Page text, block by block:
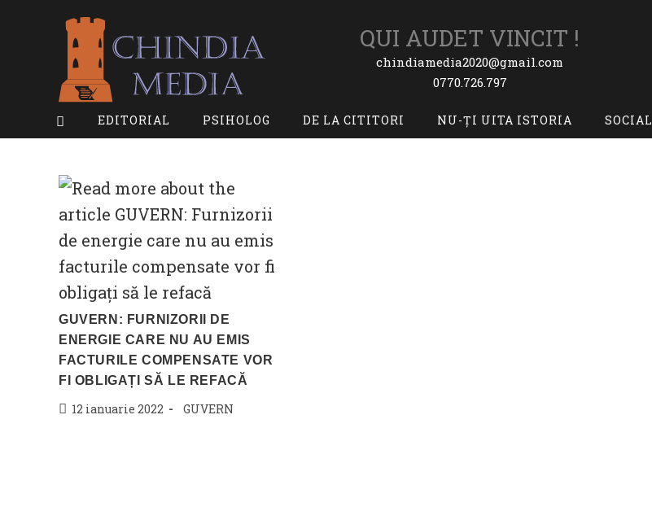
QUI AUDET VINCIT !
chindiamedia2020@gmail.com
0770.726.797
EDITORIAL PSIHOLOG DE LA CITITORI NU-ȚI UITA ISTORIA SOCIAL
GUVERN: FURNIZORII DE
ENERGIE CARE NU AU EMIS
FACTURILE COMPENSATE VOR
FI OBLIGAȚI SĂ LE REFACĂ
Post12 ianuarie 2022
Post
GUVERN